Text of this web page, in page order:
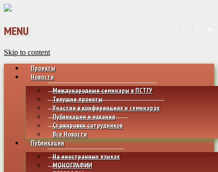
MENU
Skip to content
Проекты
Новости
Международные семинары в ПСТГУ
Текущие проекты
Участие в конференциях и семинарах
Публикации и издания
Стажировки сотрудников
Все Новости
Публикации
На иностранных языках
МОНОГРАФИИ